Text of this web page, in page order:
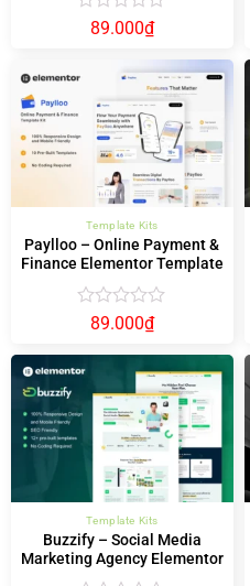
Được
0
sao
89.000₫
Template Kits
Paylloo – Online Payment &
Finance Elementor Template
Được
hạng
0
89.000₫
Template Kits
Buzzify – Social Media
Marketing Agency Elementor